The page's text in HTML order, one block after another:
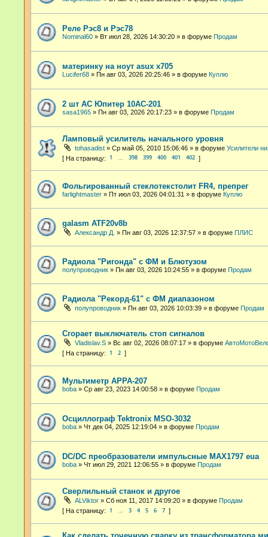
Реле Рэс8 и Рэс78
Nominal60 » Вт июл 28, 2026 14:30:20 » в форуме Продам
материнку на ноут asux x705
Lucifer68 » Пн авг 03, 2026 20:25:46 » в форуме Куплю
2 шт АС Юпитер 10АС-201
sasa1965 » Пн авг 03, 2026 20:17:23 » в форуме Продам
Ламповый усилитель начального уровня
tohasadist » Ср май 05, 2010 15:06:46 » в форуме Усилители
1 398 399 400 401 402
Фольгированный стеклотекстолит FR4, препрег
farlightmaster » Пт июл 03, 2026 04:01:31 » в форуме Куплю
galasm ATF20v8b
Александр Д. » Пн авг 03, 2026 12:37:57 » в форуме ПЛИС
Радиола "Ригонда" с ФМ и Блютузом
полупроводник » Пн авг 03, 2026 10:24:55 » в форуме Продам
Радиола "Рекорд-61" с ФМ диапазоном
полупроводник » Пн авг 03, 2026 10:03:39 » в форуме Продам
Сгорает выключатель стоп сигналов
Vladislav.S » Вс авг 02, 2026 08:07:17 » в форуме
1 2
Мультиметр APPA-207
boba » Ср авг 23, 2023 14:00:58 » в форуме Продам
Осциллограф Tektronix MSO-3032
boba » Чт дек 04, 2025 12:19:04 » в форуме Продам
DC/DC преобразователи импульсные MAX1797 eua
boba » Чт июл 29, 2021 12:06:55 » в форуме Продам
Сверлильный станок и другое
ALViktor » Сб ноя 11, 2017 14:09:20 » в форуме Продам
1 … 3 4 5 6 7